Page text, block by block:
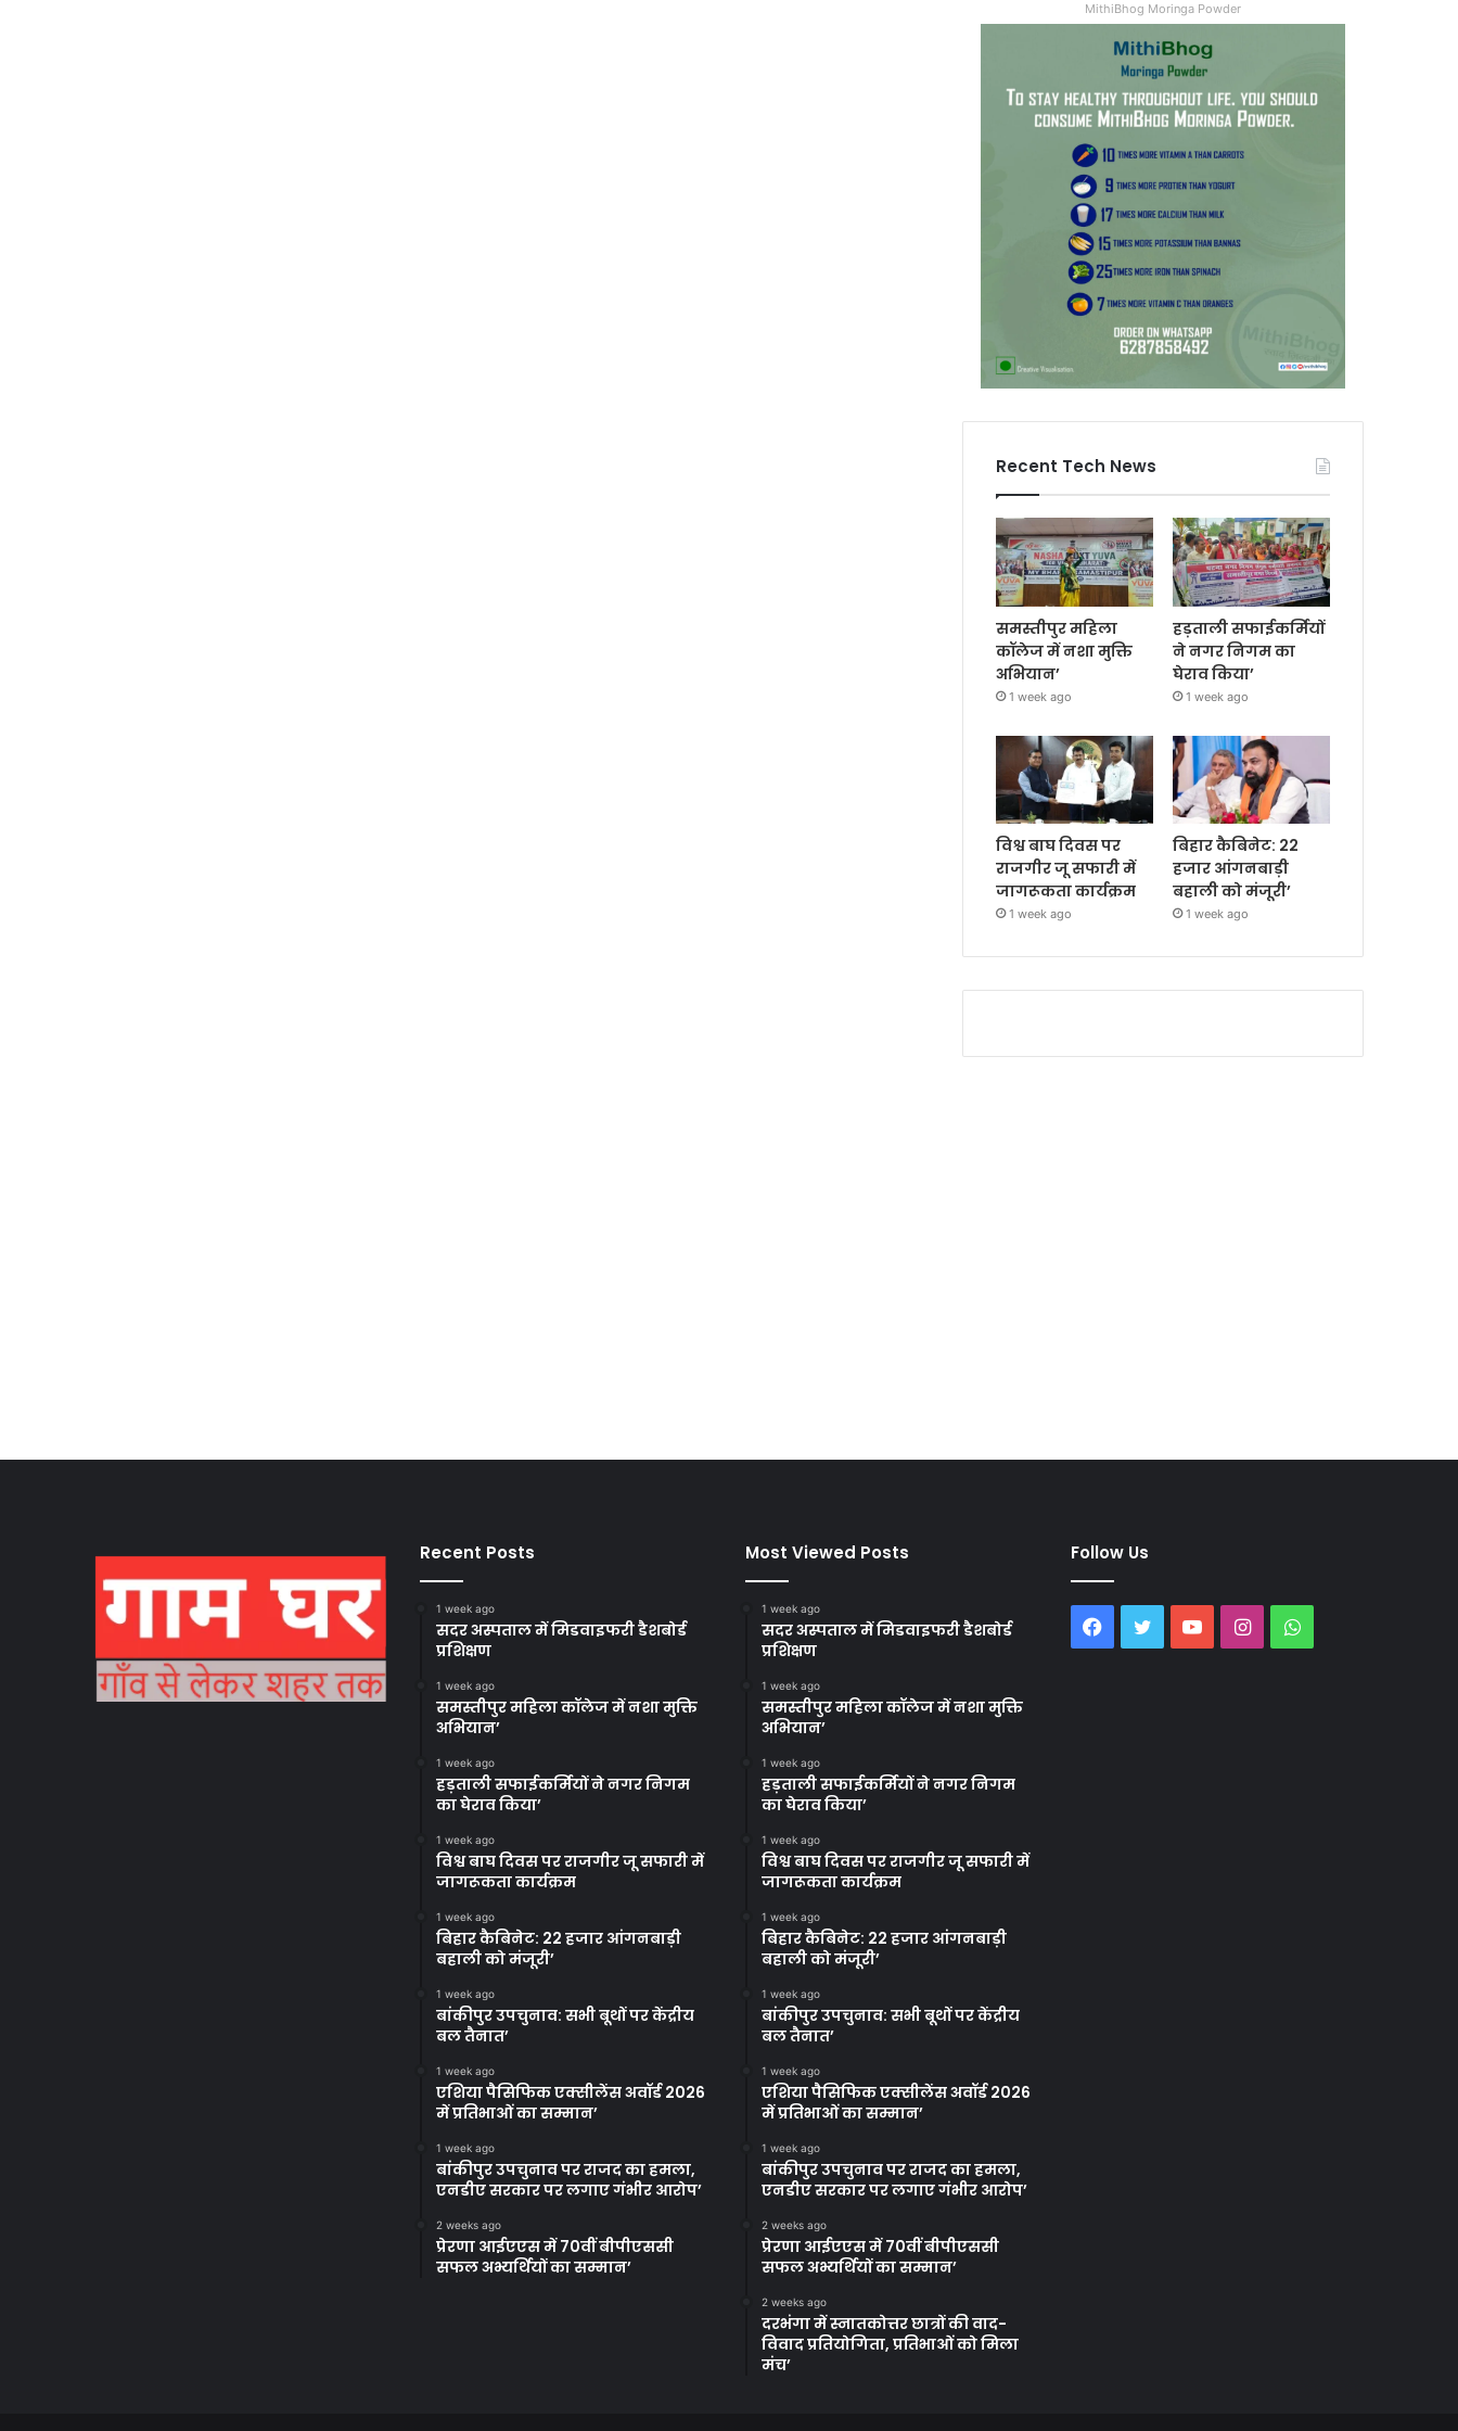
MithiBhog Moringa Powder
Recent Tech News
समस्तीपुर महिला
कॉलेज में नशा मुक्ति
अभियान’
1 week ago
हड़ताली सफाईकर्मियों
ने नगर निगम का
घेराव किया’
1 week ago
विश्व बाघ दिवस पर
राजगीर जू सफारी में
जागरूकता कार्यक्रम
1 week ago
बिहार कैबिनेट: 22
हजार आंगनबाड़ी
बहाली को मंजूरी’
1 week ago
Recent Posts
1 week ago
सदर अस्पताल में मिडवाइफरी डैशबोर्ड
प्रशिक्षण
1 week ago
समस्तीपुर महिला कॉलेज में नशा मुक्ति
अभियान’
1 week ago
हड़ताली सफाईकर्मियों ने नगर निगम
का घेराव किया’
1 week ago
विश्व बाघ दिवस पर राजगीर जू सफारी में
जागरूकता कार्यक्रम
1 week ago
बिहार कैबिनेट: 22 हजार आंगनबाड़ी
बहाली को मंजूरी’
1 week ago
बांकीपुर उपचुनाव: सभी बूथों पर केंद्रीय
बल तैनात’
1 week ago
एशिया पैसिफिक एक्सीलेंस अवॉर्ड 2026
में प्रतिभाओं का सम्मान’
1 week ago
बांकीपुर उपचुनाव पर राजद का हमला,
एनडीए सरकार पर लगाए गंभीर आरोप’
2 weeks ago
प्रेरणा आईएएस में 70वीं बीपीएससी
सफल अभ्यर्थियों का सम्मान’
Most Viewed Posts
1 week ago
सदर अस्पताल में मिडवाइफरी डैशबोर्ड
प्रशिक्षण
1 week ago
समस्तीपुर महिला कॉलेज में नशा मुक्ति
अभियान’
1 week ago
हड़ताली सफाईकर्मियों ने नगर निगम
का घेराव किया’
1 week ago
विश्व बाघ दिवस पर राजगीर जू सफारी में
जागरूकता कार्यक्रम
1 week ago
बिहार कैबिनेट: 22 हजार आंगनबाड़ी
बहाली को मंजूरी’
1 week ago
बांकीपुर उपचुनाव: सभी बूथों पर केंद्रीय
बल तैनात’
1 week ago
एशिया पैसिफिक एक्सीलेंस अवॉर्ड 2026
में प्रतिभाओं का सम्मान’
1 week ago
बांकीपुर उपचुनाव पर राजद का हमला,
एनडीए सरकार पर लगाए गंभीर आरोप’
2 weeks ago
प्रेरणा आईएएस में 70वीं बीपीएससी
सफल अभ्यर्थियों का सम्मान’
2 weeks ago
दरभंगा में स्नातकोत्तर छात्रों की वाद-
विवाद प्रतियोगिता, प्रतिभाओं को मिला
मंच’
Follow Us
Facebook
TwitterYouTubeInstagramWhatsApp